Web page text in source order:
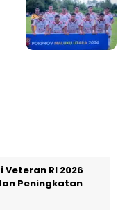
RI 2026
Peningkatan